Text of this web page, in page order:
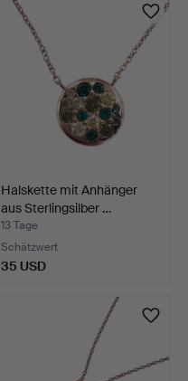
Halskette mit Anhänger
aus Sterlingsilber …
13 Tage
Schätzwert
35 USD